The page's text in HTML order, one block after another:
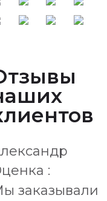
:
заказывали